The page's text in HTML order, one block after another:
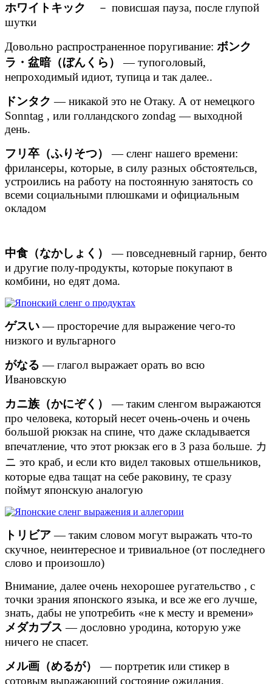
ホワイトキック
－ повисшая пауза, после глупой
шутки
Довольно распространенное поругивание: ボンク
ラ・盆暗（ぼんくら）
— тупоголовый,
непроходимый идиот, тупица и так далее..
ドンタク — никакой это не Отаку. А от немецкого
Sonntag , или голландского zondag — выходной
день.
フリ卒（ふりそつ）
— сленг нашего времени:
фрилансеры, которые, в силу разных обстоятельсв,
устроились на работу на постоянную занятость со
всеми социальными плюшками и официальным
окладом
中食（なかしょく）
— повседневный гарнир, бенто
и другие полу-продукты, которые покупают в
комбини, но едят дома.
ゲスい— просторечие для выражение чего-то
низкого и вульгарного
がなる — глагол выражает орать во всю
Ивановскую
カニ族（かにぞく）
— таким сленгом выражаются
про человека, который несет очень-очень и очень
большой рюкзак на спине, что даже складывается
впечатление, что этот рюкзак его в 3 раза больше. カ
ニ это краб, и если кто видел таковых отшельников,
которые едва тащат на себе раковину, те сразу
поймут японскую аналогую
トリビア— таким словом могут выражать что-то
скучное, неинтересное и тривиальное (от последнего
слово и произошло)
Внимание, далее очень нехорошее ругательство , с
точки зрания японского языка, и все же его лучше,
знать, дабы не употребить «не к месту и времени»
メダカブス — дословно уродина, которую уже
ничего не спасет.
メル画（めるが）
— портретик или стикер в
сотовым выражающий состояние ожидания.